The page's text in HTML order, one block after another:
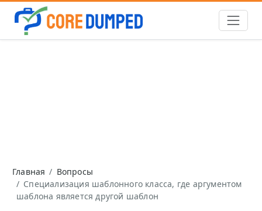
Главная
Вопросы
Специализация шаблонного класса, где аргументом
шаблона является другой шаблон